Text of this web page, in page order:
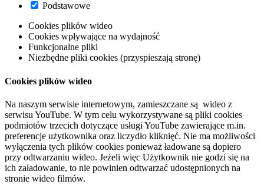
Podstawowe
Cookies plików wideo
Cookies wpływające na wydajność
Funkcjonalne pliki
Niezbędne pliki cookies (przyspieszają stronę)
Cookies plików wideo
Na naszym serwisie internetowym, zamieszczane są wideo z
serwisu YouTube. W tym celu wykorzystywane są pliki cookies
podmiotów trzecich dotyczące usługi YouTube zawierające m.in.
preferencje użytkownika oraz liczydło kliknięć. Nie ma możliwości
wyłączenia tych plików cookies ponieważ ładowane są dopiero
przy odtwarzaniu wideo. Jeżeli więc Użytkownik nie godzi się na
ich załadowanie, to nie powinien odtwarzać udostępnionych na
stronie wideo filmów.